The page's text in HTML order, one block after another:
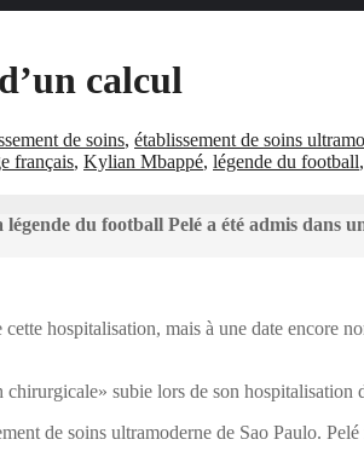
calcul
de soins, établissement de soins
français, Kylian Mbappé, légende du football,
du football Pelé a été admis dans
hospitalisation, mais à une date encore
subie lors de son
de soins ultramoderne de Sao Paulo.